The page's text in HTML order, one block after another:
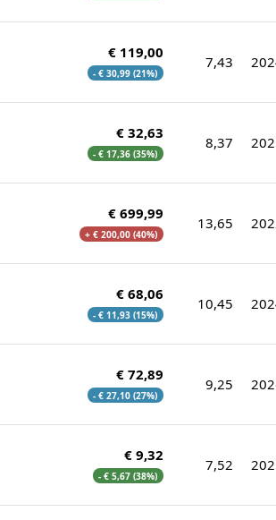
€ 119,00
- € 30,99 (21%)
7,43
€ 32,63
- € 17,36 (35%)
8,37
€ 699,99
+ € 200,00 (40%)
13,65
€ 68,06
- € 11,93 (15%)
10,45
€ 72,89
- € 27,10 (27%)
9,25
€ 9,32
- € 5,67 (38%)
7,52